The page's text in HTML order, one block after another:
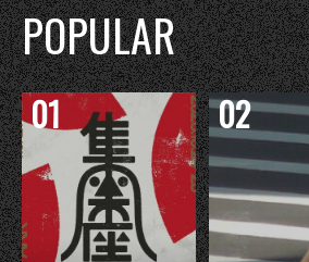
POPULAR